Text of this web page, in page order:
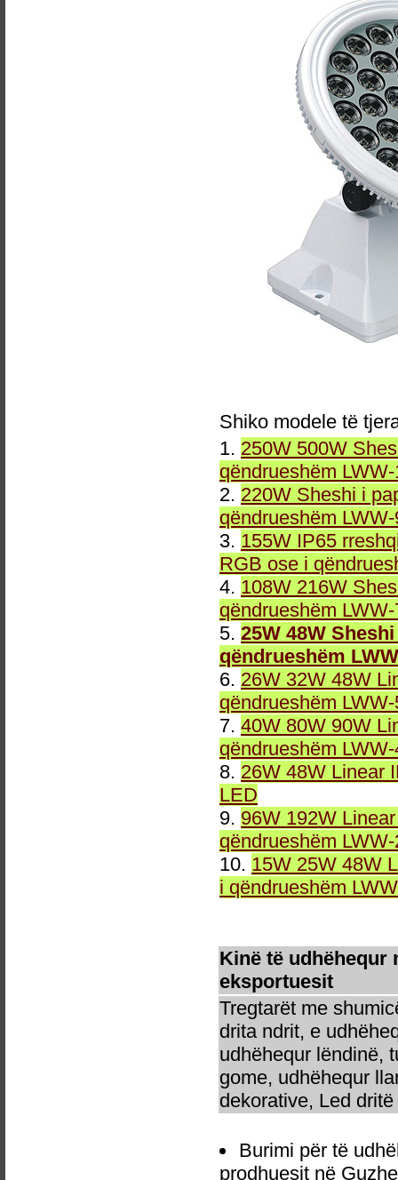
Shiko modele të
1. 250W 500W
qëndrueshëm
2. 220W Sheshi i
qëndrueshëm
3. 155W IP65
RGB ose i
4. 108W 216W
qëndrueshëm
5. 25W 48W
qëndrueshëm
6. 26W 32W 48W
qëndrueshëm
7. 40W 80W 90W
qëndrueshëm
8. 26W 48W Linear
LED
9. 96W 192W
qëndrueshëm
10. 15W 25W 48W
i qëndrueshëm
Kinë të udhëhequr
eksportuesit
Tregtarët me
drita ndrit, e
udhëhequr lëndinë,
gome, udhëhequr
dekorative, Led
Burimi për të
prodhuesit në